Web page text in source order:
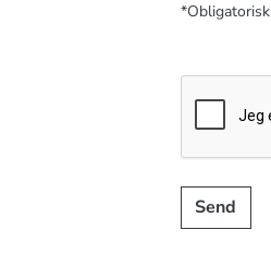
*Obligatorisk
Send